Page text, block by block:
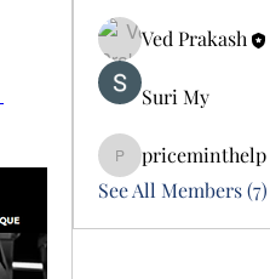
Ved Prakash
Suri My
priceminthelp
priceminthelp
See All Members (7)